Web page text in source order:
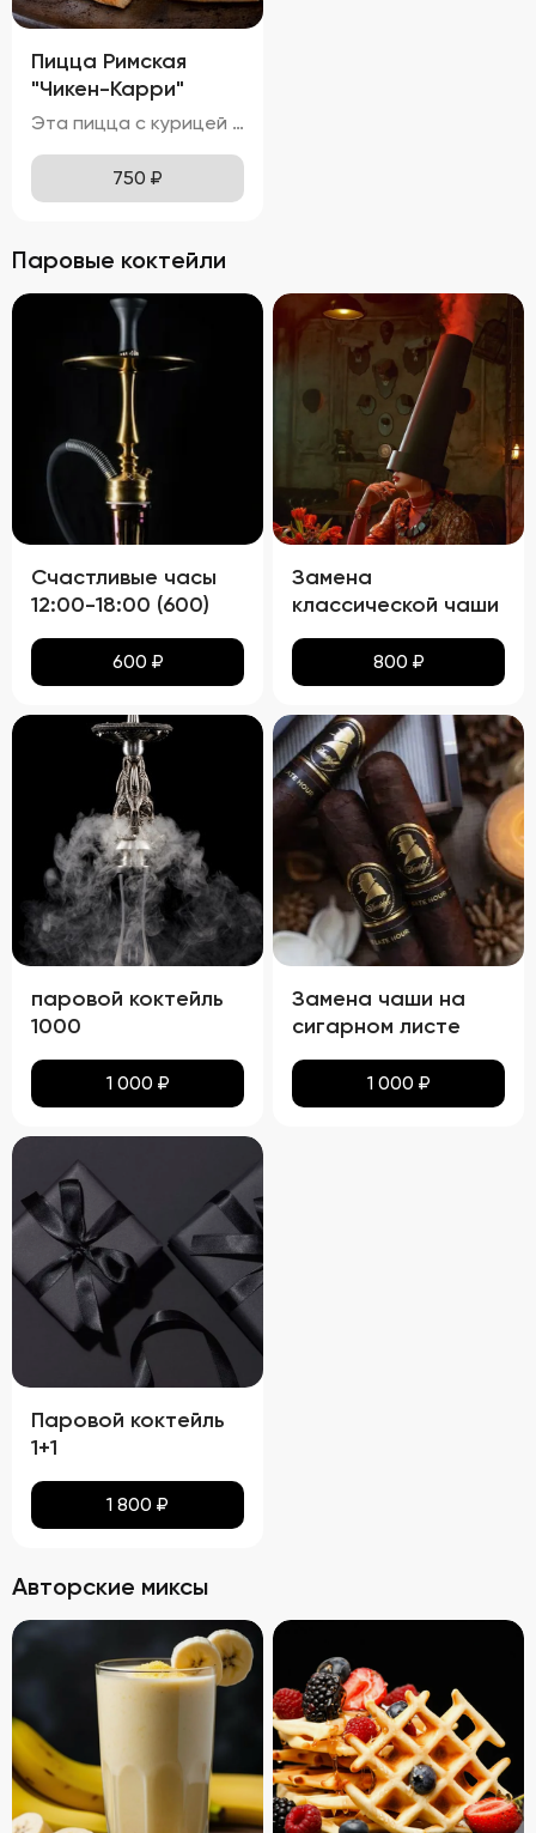
Пицца Римская
"Чикен-Карри"
Эта пицца с курицей и красным луком обладает привлекательным внешним видом, с золотисто-коричневой корочкой теста и равномерным распределением ингредиентов. Расплавленная моцарелла покрывает поверхность пиццы, местами приобретая приятный карамельный оттенок. Ломтики красного лука и кусочки курицы красиво выделяются на фоне сыра, добавляя блюду яркие акценты. Вкус этой пиццы насыщен нотками карри и томатов, что делает её особенно ароматной и аппетитной. Нежная и сочная курица прекрасно сочетается с тягучей и слегка солоноватой моцареллой, создавая идеальное сочетание текстур. Аромат пиццы пленяет смесью специй карри, свежих томатов и горячего сыра, вызывая желание попробовать её немедленно. Тонкое тесто хрустит внизу, оставаясь мягким и воздушным внутри, обеспечивая комфортное наслаждение каждым укусом. Курица буквально тает во рту, а сыр растягивается длинными нитями, добавляя удовольствия от процесса поедания.
750 ₽
Паровые коктейли
Счастливые часы
12:00-18:00 (600)
600 ₽
Замена
классической чаши
800 ₽
паровой коктейль
1000
1 000 ₽
Замена чаши на
сигарном листе
1 000 ₽
Паровой коктейль
1+1
1 800 ₽
Авторские миксы